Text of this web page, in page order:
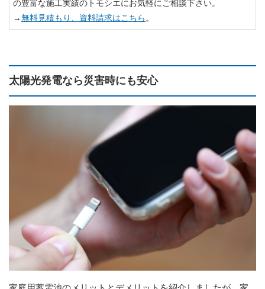
の豊富な施工実績のトモシエにお気軽にご相談下さい。
→無料見積もり、資料請求はこちら 。
太陽光発電なら災害時にも安心